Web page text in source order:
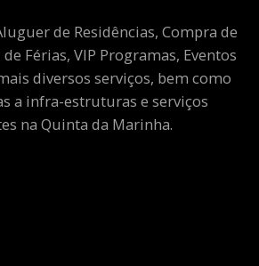
de Residências, Compra de
Férias, VIP Programas, Eventos
diversos serviços, bem como
a infra-estruturas e serviços
na Quinta da Marinha.